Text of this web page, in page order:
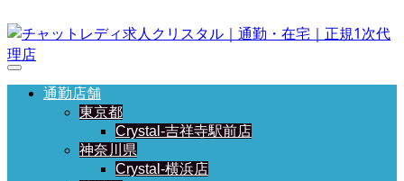
通勤店舗
東京都
Crystal-吉祥寺駅前店
神奈川県
Crystal-横浜店